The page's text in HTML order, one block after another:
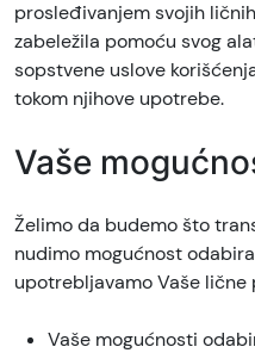
prosleđivanjem svojih
zabeležila pomoću svog
sopstvene uslove
tokom njihove upotrebe.
Vaše
Želimo da budemo što
nudimo mogućnost
upotrebljavamo Vaše lične
Vaše mogućnosti